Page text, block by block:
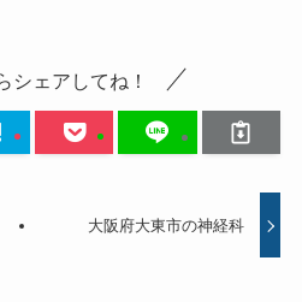
シェアしてね！
大阪府大東市の神経科